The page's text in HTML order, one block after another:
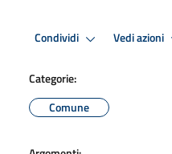
Condividi Vedi azioni
Categorie:
Comune